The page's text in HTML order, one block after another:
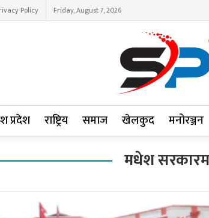
Policy Friday, August 7, 2026
प्रदेश राष्ट्रिय समाज खेलकुद मनोरञ्जन
मधेश